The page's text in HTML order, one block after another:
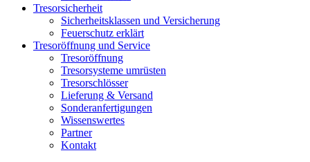
Tresorsicherheit
Sicherheitsklassen und Versicherung
Feuerschutz erklärt
Tresoröffnung und Service
Tresoröffnung
Tresorsysteme umrüsten
Tresorschlösser
Lieferung & Versand
Sonderanfertigungen
Wissenswertes
Partner
Kontakt